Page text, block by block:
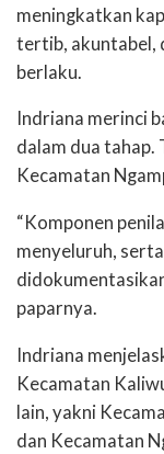
meningkatkan
tertib, akuntabel,
berlaku.
Indriana merinci
dalam dua tahap.
Kecamatan
“Komponen
menyeluruh,
paparnya.
Indriana
Kecamatan
lain, yakni
dan Kecamatan